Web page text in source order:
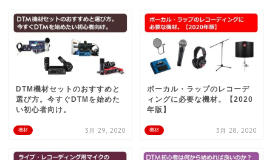
機材
DTM機材セットのおすすめと
選び方。今すぐDTMを始めた
い初心者向け。
3月 29, 2020 機材
ボーカル・ラップのレコーデ
ィングに必要な機材。【2020
年版】
3月 28, 2020